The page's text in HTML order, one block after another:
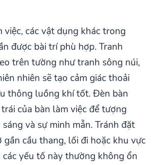
việc, các vật dụng khác trong
được bài trí phù hợp. Tranh
trên tường như tranh sông núi,
nhiên sẽ tạo cảm giác thoải
thông luồng khí tốt. Đèn bàn
của bàn làm việc để tượng
và sự minh mẫn. Tránh đặt
gần cầu thang, lối đi hoặc khu vực
các yếu tố này thường không ổn